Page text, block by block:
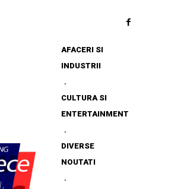
AFACERI SI
INDUSTRII
CULTURA SI
ENTERTAINMENT
DIVERSE
NOUTATI